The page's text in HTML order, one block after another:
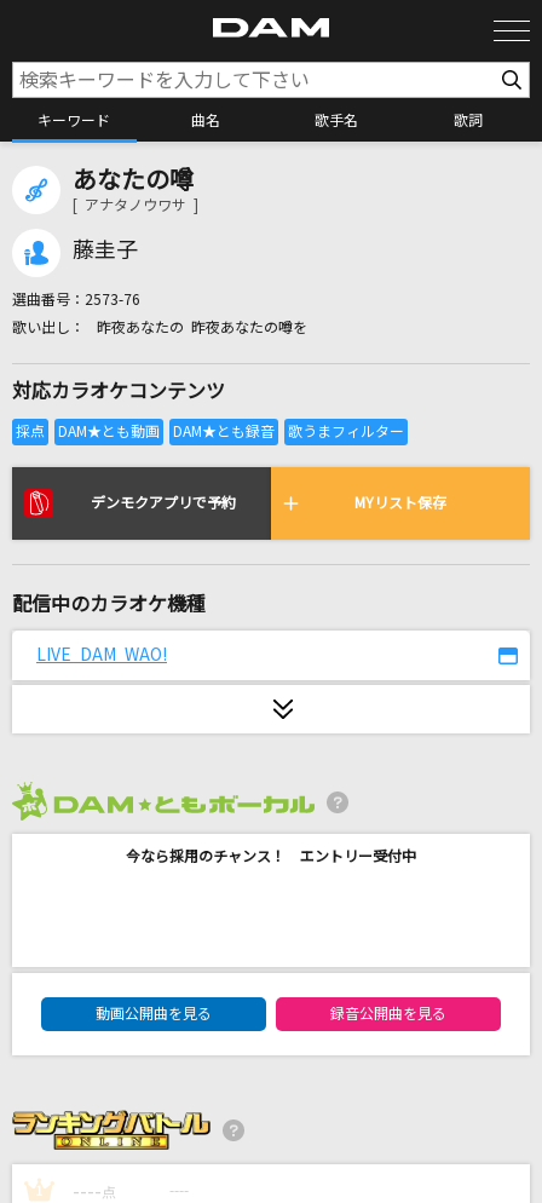
キーワード 曲名 歌手名 歌詞
全国りれき
リアルタイムで歌われている曲の一覧
生きてる生きてく(ドラえもんアニメバージョン)
アザトカワイイ
RADWIMPS
僕らの夏の夢
旅路
あなたの噂
[ アナタノウワサ ]
藤圭子
選曲番号： 2573-76
昨夜あなたの 昨夜あなたの噂を
対応カラオケコンテンツ
デンモクアプリで予約 MYリスト保存
配信中のカラオケ機種
LIVE DAM WAO!
今なら採用のチャンス！ エントリー受付中
DAM★ともボーカルエントリーランキング
動画公開曲を見る
録音公開曲を見る
1 ---- 点 ----